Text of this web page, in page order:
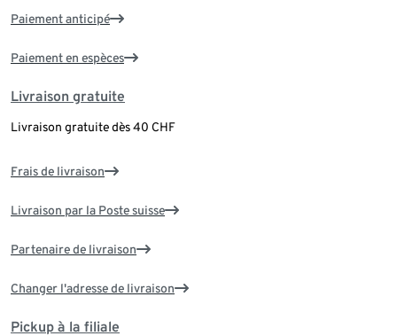
Paiement anticipé
Paiement en espèces
Livraison gratuite
Livraison gratuite dès 40 CHF
Frais de livraison
Livraison par la Poste suisse
Partenaire de livraison
Changer l'adresse de livraison
Pickup à la filiale